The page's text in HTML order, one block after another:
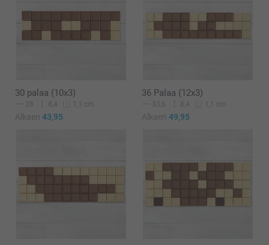
30 palaa (10x3)
28 8,4 1,1 cm
Alkaen 43,95
36 Palaa (12x3)
33,6 8,4 1,1 cm
Alkaen 49,95